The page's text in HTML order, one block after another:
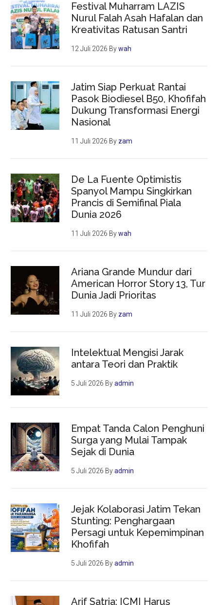
Festival Muharram LAZIS
Nurul Falah Asah Hafalan dan
Kreativitas Ratusan Santri
12 Juli 2026 Bywah
Jatim Siap Perkuat Rantai
Pasok Biodiesel B50, Khofifah
Dukung Transformasi Energi
Nasional
11 Juli 2026 By zam
De La Fuente Optimistis
Spanyol Mampu Singkirkan
Prancis di Semifinal Piala
Dunia 2026
11 Juli 2026 Bywah
Ariana Grande Mundur dari
American Horror Story 13, Tur
Dunia Jadi Prioritas
11 Juli 2026 By zam
Intelektual Mengisi Jarak
antara Teori dan Praktik
5 Juli 2026 Byadmin
Empat Tanda Calon Penghuni
Surga yang Mulai Tampak
Sejak di Dunia
5 Juli 2026 Byadmin
Jejak Kolaborasi Jatim Tekan
Stunting: Penghargaan
Persagi untuk Kepemimpinan
Khofifah
5 Juli 2026 Byadmin
Arif Satria: ICMI Harus